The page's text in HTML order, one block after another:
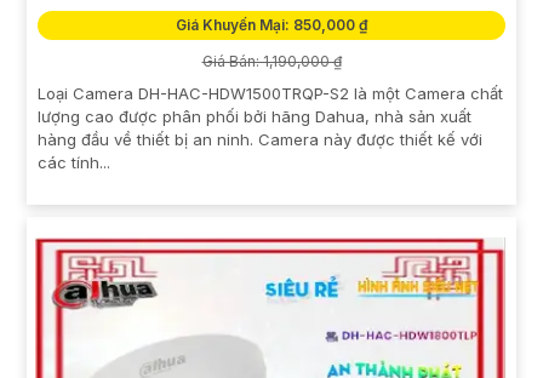
Giá Khuyến Mại: 850,000 ₫
Giá Bán: 1,190,000 ₫
Loại Camera DH-HAC-HDW1500TRQP-S2 là một Camera chất
lượng cao được phân phối bởi hãng Dahua, nhà sản xuất
hàng đầu về thiết bị an ninh. Camera này được thiết kế với
các tính...